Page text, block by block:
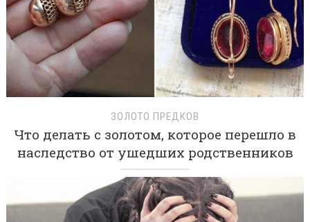
ЗОЛОТО ПРЕДКОВ
Что делать с золотом, которое перешло в
наследство от ушедших родственников